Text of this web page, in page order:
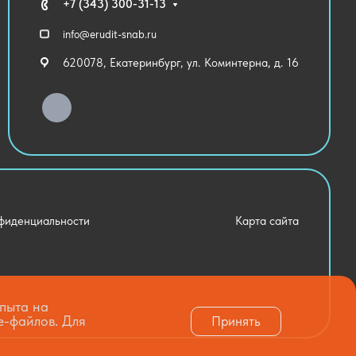
+7 (343) 300-31-13
info@erudit-snab.ru
620078, Екатеринбург, ул. Коминтерна, д. 16
Карта сайта
на
файлов. Для
Принять